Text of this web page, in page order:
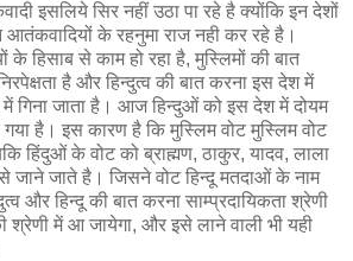
इसलिये सिर नहीं उठा पा रहे है क्योंकि इन देशों
आतंकवादियों के रहनुमा राज नही कर रहे है।
के हिसाब से काम हो रहा है, मुस्लिमों की बात
है और हिन्दुत्व की बात करना इस देश में
में गिना जाता है। आज हिन्दुओं को इस देश में दोयम
गया है। इस कारण है कि मुस्लिम वोट मुस्लिम वोट
हिंदुओं के वोट को ब्राह्मण, ठाकुर, यादव, लाला
जाने जाते है। जिसने वोट हिन्दू मतदाओं के नाम
और हिन्दू की बात करना साम्प्रदायिकता श्रेणी
श्रेणी में आ जायेगा, और इसे लाने वाली भी यही